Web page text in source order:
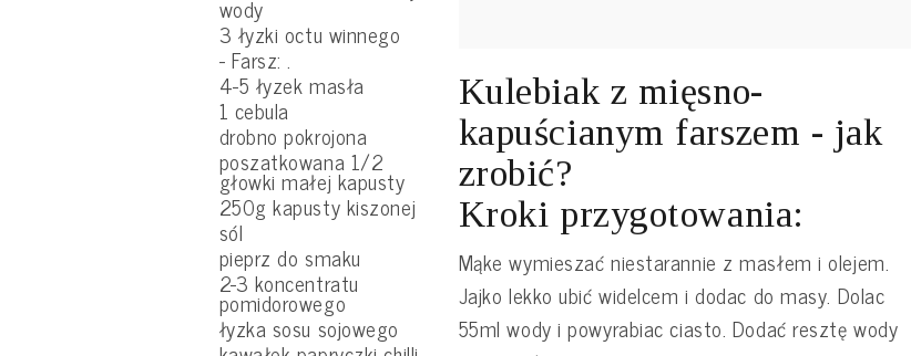
wody
3 łyzki octu winnego
- Farsz: .
4-5 łyzek masła
1 cebula
drobno pokrojona
poszatkowana 1/2
głowki małej kapusty
250g kapusty kiszonej
sól
pieprz do smaku
2-3 koncentratu
pomidorowego
łyzka sosu sojowego
Kulebiak z mięsno-
kapuścianym farszem - jak
zrobić?
Kroki przygotowania:
Mąke wymieszać niestarannie z masłem i olejem.
Jajko lekko ubić widelcem i dodac do masy. Dolac
55ml wody i powyrabiac ciasto. Dodać resztę wody